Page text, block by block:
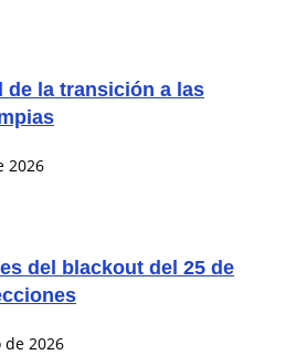
de la transición a las
2026
del blackout del 25 de
de 2026